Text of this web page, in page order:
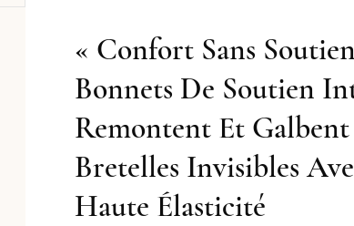
« Confort Sans
Bonnets De Soutien
Remontent Et
Bretelles Invisibles
Haute Élasticité